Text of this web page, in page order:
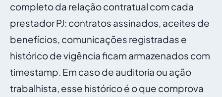
completo da relação contratual com cada
prestador PJ: contratos assinados, aceites de
benefícios, comunicações registradas e
histórico de vigência ficam armazenados com
timestamp. Em caso de auditoria ou ação
trabalhista, esse histórico é o que comprova